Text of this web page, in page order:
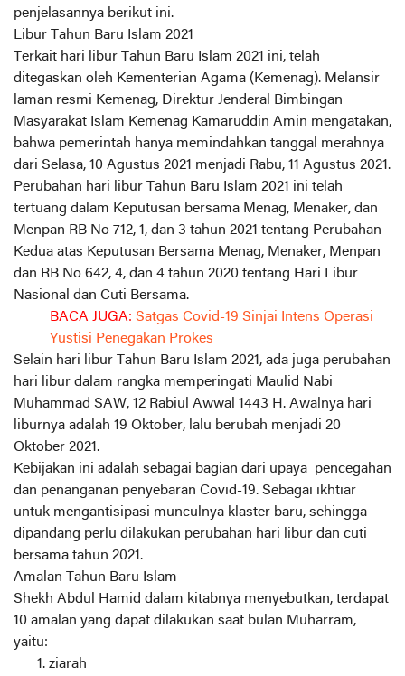
penjelasannya berikut ini.
Libur Tahun Baru Islam 2021
Terkait hari libur Tahun Baru Islam 2021 ini, telah
ditegaskan oleh Kementerian Agama (Kemenag). Melansir
laman resmi Kemenag, Direktur Jenderal Bimbingan
Masyarakat Islam Kemenag Kamaruddin Amin mengatakan,
bahwa pemerintah hanya memindahkan tanggal merahnya
dari Selasa, 10 Agustus 2021 menjadi Rabu, 11 Agustus 2021.
Perubahan hari libur Tahun Baru Islam 2021 ini telah
tertuang dalam Keputusan bersama Menag, Menaker, dan
Menpan RB No 712, 1, dan 3 tahun 2021 tentang Perubahan
Kedua atas Keputusan Bersama Menag, Menaker, Menpan
dan RB No 642, 4, dan 4 tahun 2020 tentang Hari Libur
Nasional dan Cuti Bersama.
BACA JUGA: Satgas Covid-19 Sinjai Intens Operasi
Yustisi Penegakan Prokes
Selain hari libur Tahun Baru Islam 2021, ada juga perubahan
hari libur dalam rangka memperingati Maulid Nabi
Muhammad SAW, 12 Rabiul Awwal 1443 H. Awalnya hari
liburnya adalah 19 Oktober, lalu berubah menjadi 20
Oktober 2021.
Kebijakan ini adalah sebagai bagian dari upaya pencegahan
dan penanganan penyebaran Covid-19. Sebagai ikhtiar
untuk mengantisipasi munculnya klaster baru, sehingga
dipandang perlu dilakukan perubahan hari libur dan cuti
bersama tahun 2021.
Amalan Tahun Baru Islam
Shekh Abdul Hamid dalam kitabnya menyebutkan, terdapat
10 amalan yang dapat dilakukan saat bulan Muharram,
yaitu:
ziarah